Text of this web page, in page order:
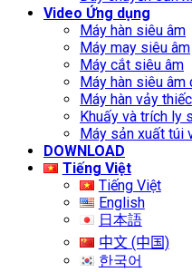
Video Ứng dụng
Máy hàn siêu âm
Máy may siêu âm
Máy cắt siêu âm
Máy hàn siêu âm
Máy hàn vảy
Khuấy và trích ly
Máy sản xuất túi
DOWNLOAD
Tiếng Việt
Tiếng Việt
English
日本語
中文 (中国)
한국어